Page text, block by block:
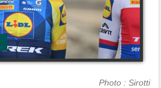
Photo : Sirotti